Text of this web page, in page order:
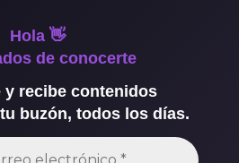
Hola 👋
de conocerte
y recibe contenidos
buzón, todos los días.